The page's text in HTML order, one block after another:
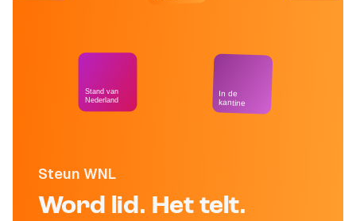
Steun WNL
Word lid. Het telt.
Stand van
Nederland
In de
kantine